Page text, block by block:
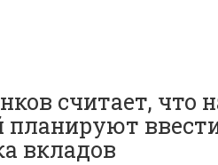
считает, что
вкладов